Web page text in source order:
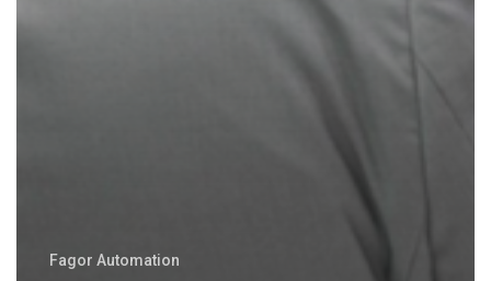
Fagor Automation